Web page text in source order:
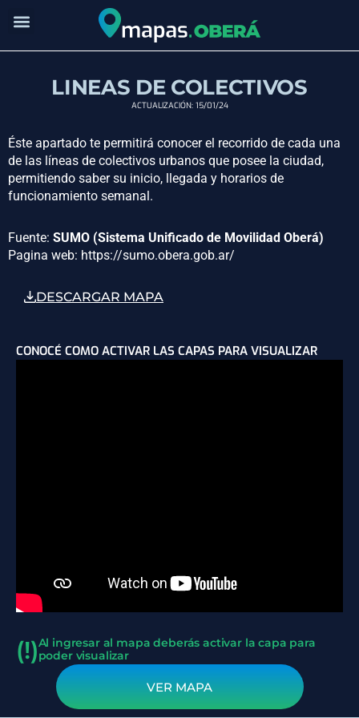
LINEAS DE COLECTIVOS
ACTUALIZACIÓN: 15/01/24
Éste apartado te permitirá conocer el recorrido de cada una
de las líneas de colectivos urbanos que posee la ciudad,
permitiendo saber su inicio, llegada y horarios de
funcionamiento semanal.
Fuente: SUMO (Sistema Unificado de Movilidad Oberá)
Pagina web: https://sumo.obera.gob.ar/
DESCARGAR MAPA
CONOCÉ COMO ACTIVAR LAS CAPAS PARA VISUALIZAR
(!)Al ingresar al mapa deberás activar la capa para
poder visualizar
VER MAPA